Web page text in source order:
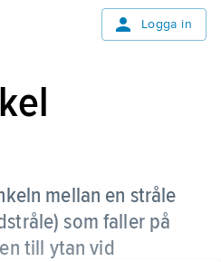
Logga in
mellan en stråle
som faller på
till ytan vid